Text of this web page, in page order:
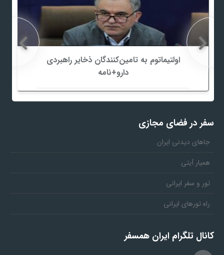
اولتیماتوم به تامین‌کنندگان ذخایر راهبردی
دارو+نامه
سفر در فضای مجازی
جاهای دیدنی ایران
همیار آیتی
تور و سفر ایرانی
راه تورهای ایرانی
کانال تلگرام ایران همسفر